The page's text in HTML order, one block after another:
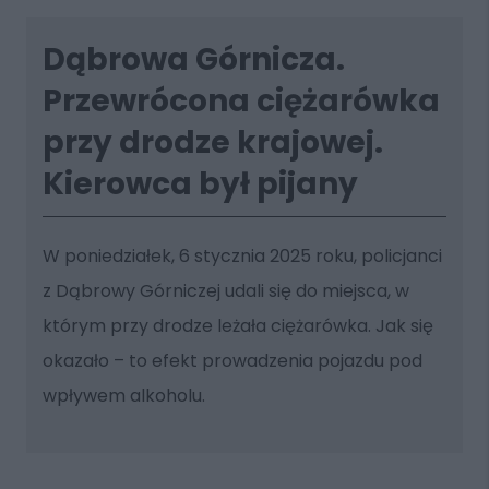
Dąbrowa Górnicza.
Przewrócona ciężarówka
przy drodze krajowej.
Kierowca był pijany
W poniedziałek, 6 stycznia 2025 roku, policjanci
z Dąbrowy Górniczej udali się do miejsca, w
którym przy drodze leżała ciężarówka. Jak się
okazało – to efekt prowadzenia pojazdu pod
wpływem alkoholu.